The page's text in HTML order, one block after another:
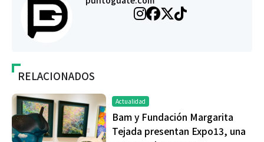
RELACIONADOS
Actualidad
Bam y Fundación Margarita
Tejada presentan Expo13, una